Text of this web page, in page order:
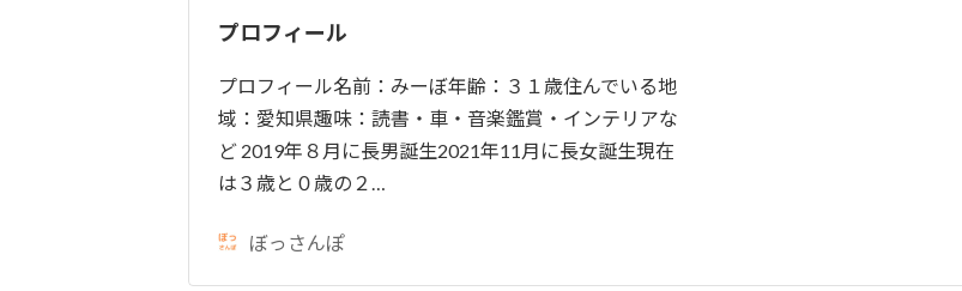
プロフィール
プロフィール名前：みーぼ年齢：３１歳住んでいる地
域：愛知県趣味：読書・車・音楽鑑賞・インテリアな
ど 2019年８月に長男誕生2021年11月に長女誕生現在
は３歳と０歳の２…
ぼっさんぽ